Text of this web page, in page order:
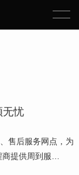
无忧
售后服务网点，为
提供周到服…